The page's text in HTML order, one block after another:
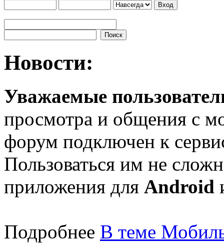
Новости:
Уважаемые
просмотра и общения с
форум подключен к
Пользоваться им не
приложения для Android
Подробнее В теме